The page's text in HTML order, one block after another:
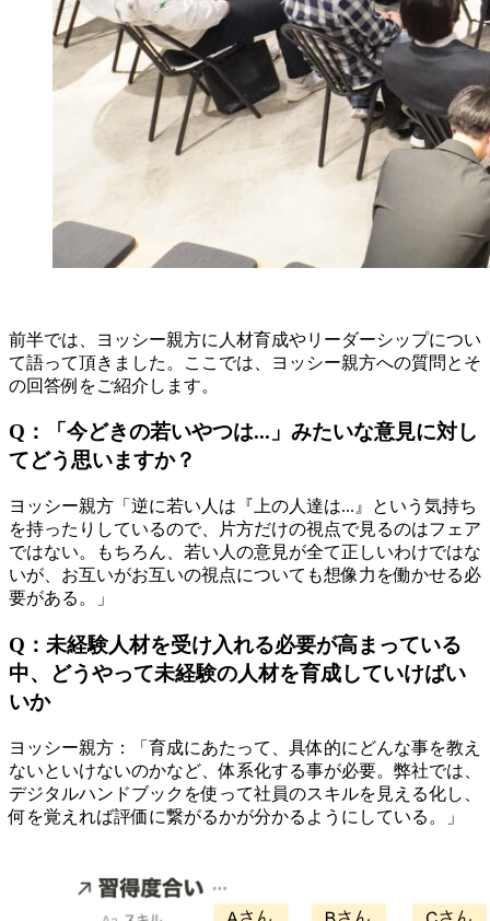
前半では、ヨッシー親方に人材育成やリーダーシップについ
て語って頂きました。ここでは、ヨッシー親方への質問とそ
の回答例をご紹介します。
Q：「今どきの若いやつは...」みたいな意見に対し
てどう思いますか？
ヨッシー親方「逆に若い人は『上の人達は...』という気持ち
を持ったりしているので、片方だけの視点で見るのはフェア
ではない。もちろん、若い人の意見が全て正しいわけではな
いが、お互いがお互いの視点についても想像力を働かせる必
要がある。」
Q：未経験人材を受け入れる必要が高まっている
中、どうやって未経験の人材を育成していけばい
いか
ヨッシー親方：「育成にあたって、具体的にどんな事を教え
ないといけないのかなど、体系化する事が必要。弊社では、
デジタルハンドブックを使って社員のスキルを見える化し、
何を覚えれば評価に繋がるかが分かるようにしている。」